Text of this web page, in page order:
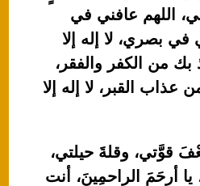
اللهم عافني في
بصري، لا إله إلا
بك من الكفر والفقر،
عذاب القبر، لا إله إلا
قوَّتي، وقلةَ حيلتي،
أرحَمَ الراحمِينَ، أنت